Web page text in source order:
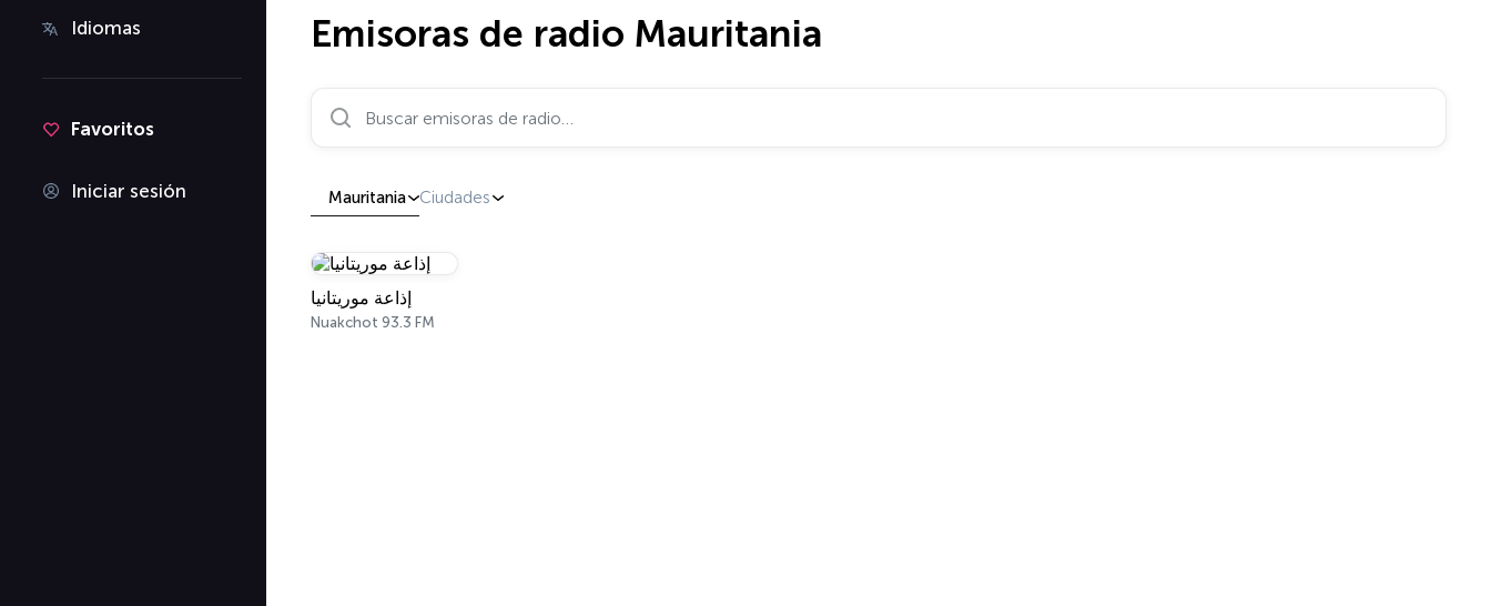
Idiomas
Favoritos
Iniciar sesión
Emisoras de radio Mauritania
Buscar emisoras de radio…
Mauritania Ciudades
إذاعة موريتانيا
Nuakchot 93.3 FM